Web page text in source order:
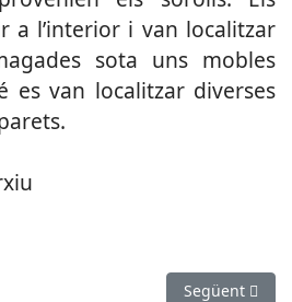
a l’interior i van localitzar
sota uns mobles
es van localitzar diverses
per inhalació de fum en un
Article
Següent